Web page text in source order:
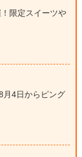
限定スイーツや
月4日からピング